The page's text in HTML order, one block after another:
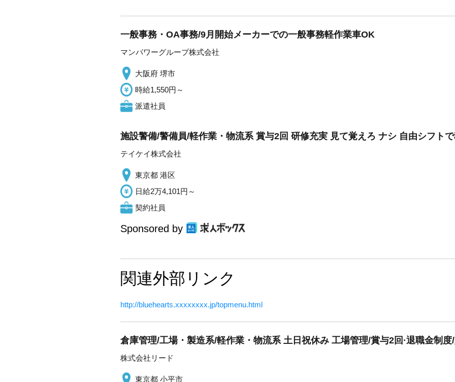
一般事務・OA事務/9月開始メーカーでの一般事務軽作業車OK
マンパワーグループ株式会社
大阪府 堺市
時給1,550円～
派遣社員
施設警備/警備員/軽作業・物流系 賞与2回 研修充実 見て覚えろ ナシ 自由シフト
テイケイ株式会社
東京都 港区
日給2万4,101円～
契約社員
Sponsored by
関連外部リンク
http://bluehearts.xxxxxxxx.jp/topmenu.html
倉庫管理/工場・製造系/軽作業・物流系 土日祝休み 工場管理/賞与2回·退職金制度
株式会社リード
東京都 小平市